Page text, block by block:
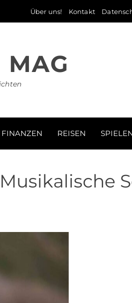
Über uns! Kontakt
MAG
FINANZEN REISEN